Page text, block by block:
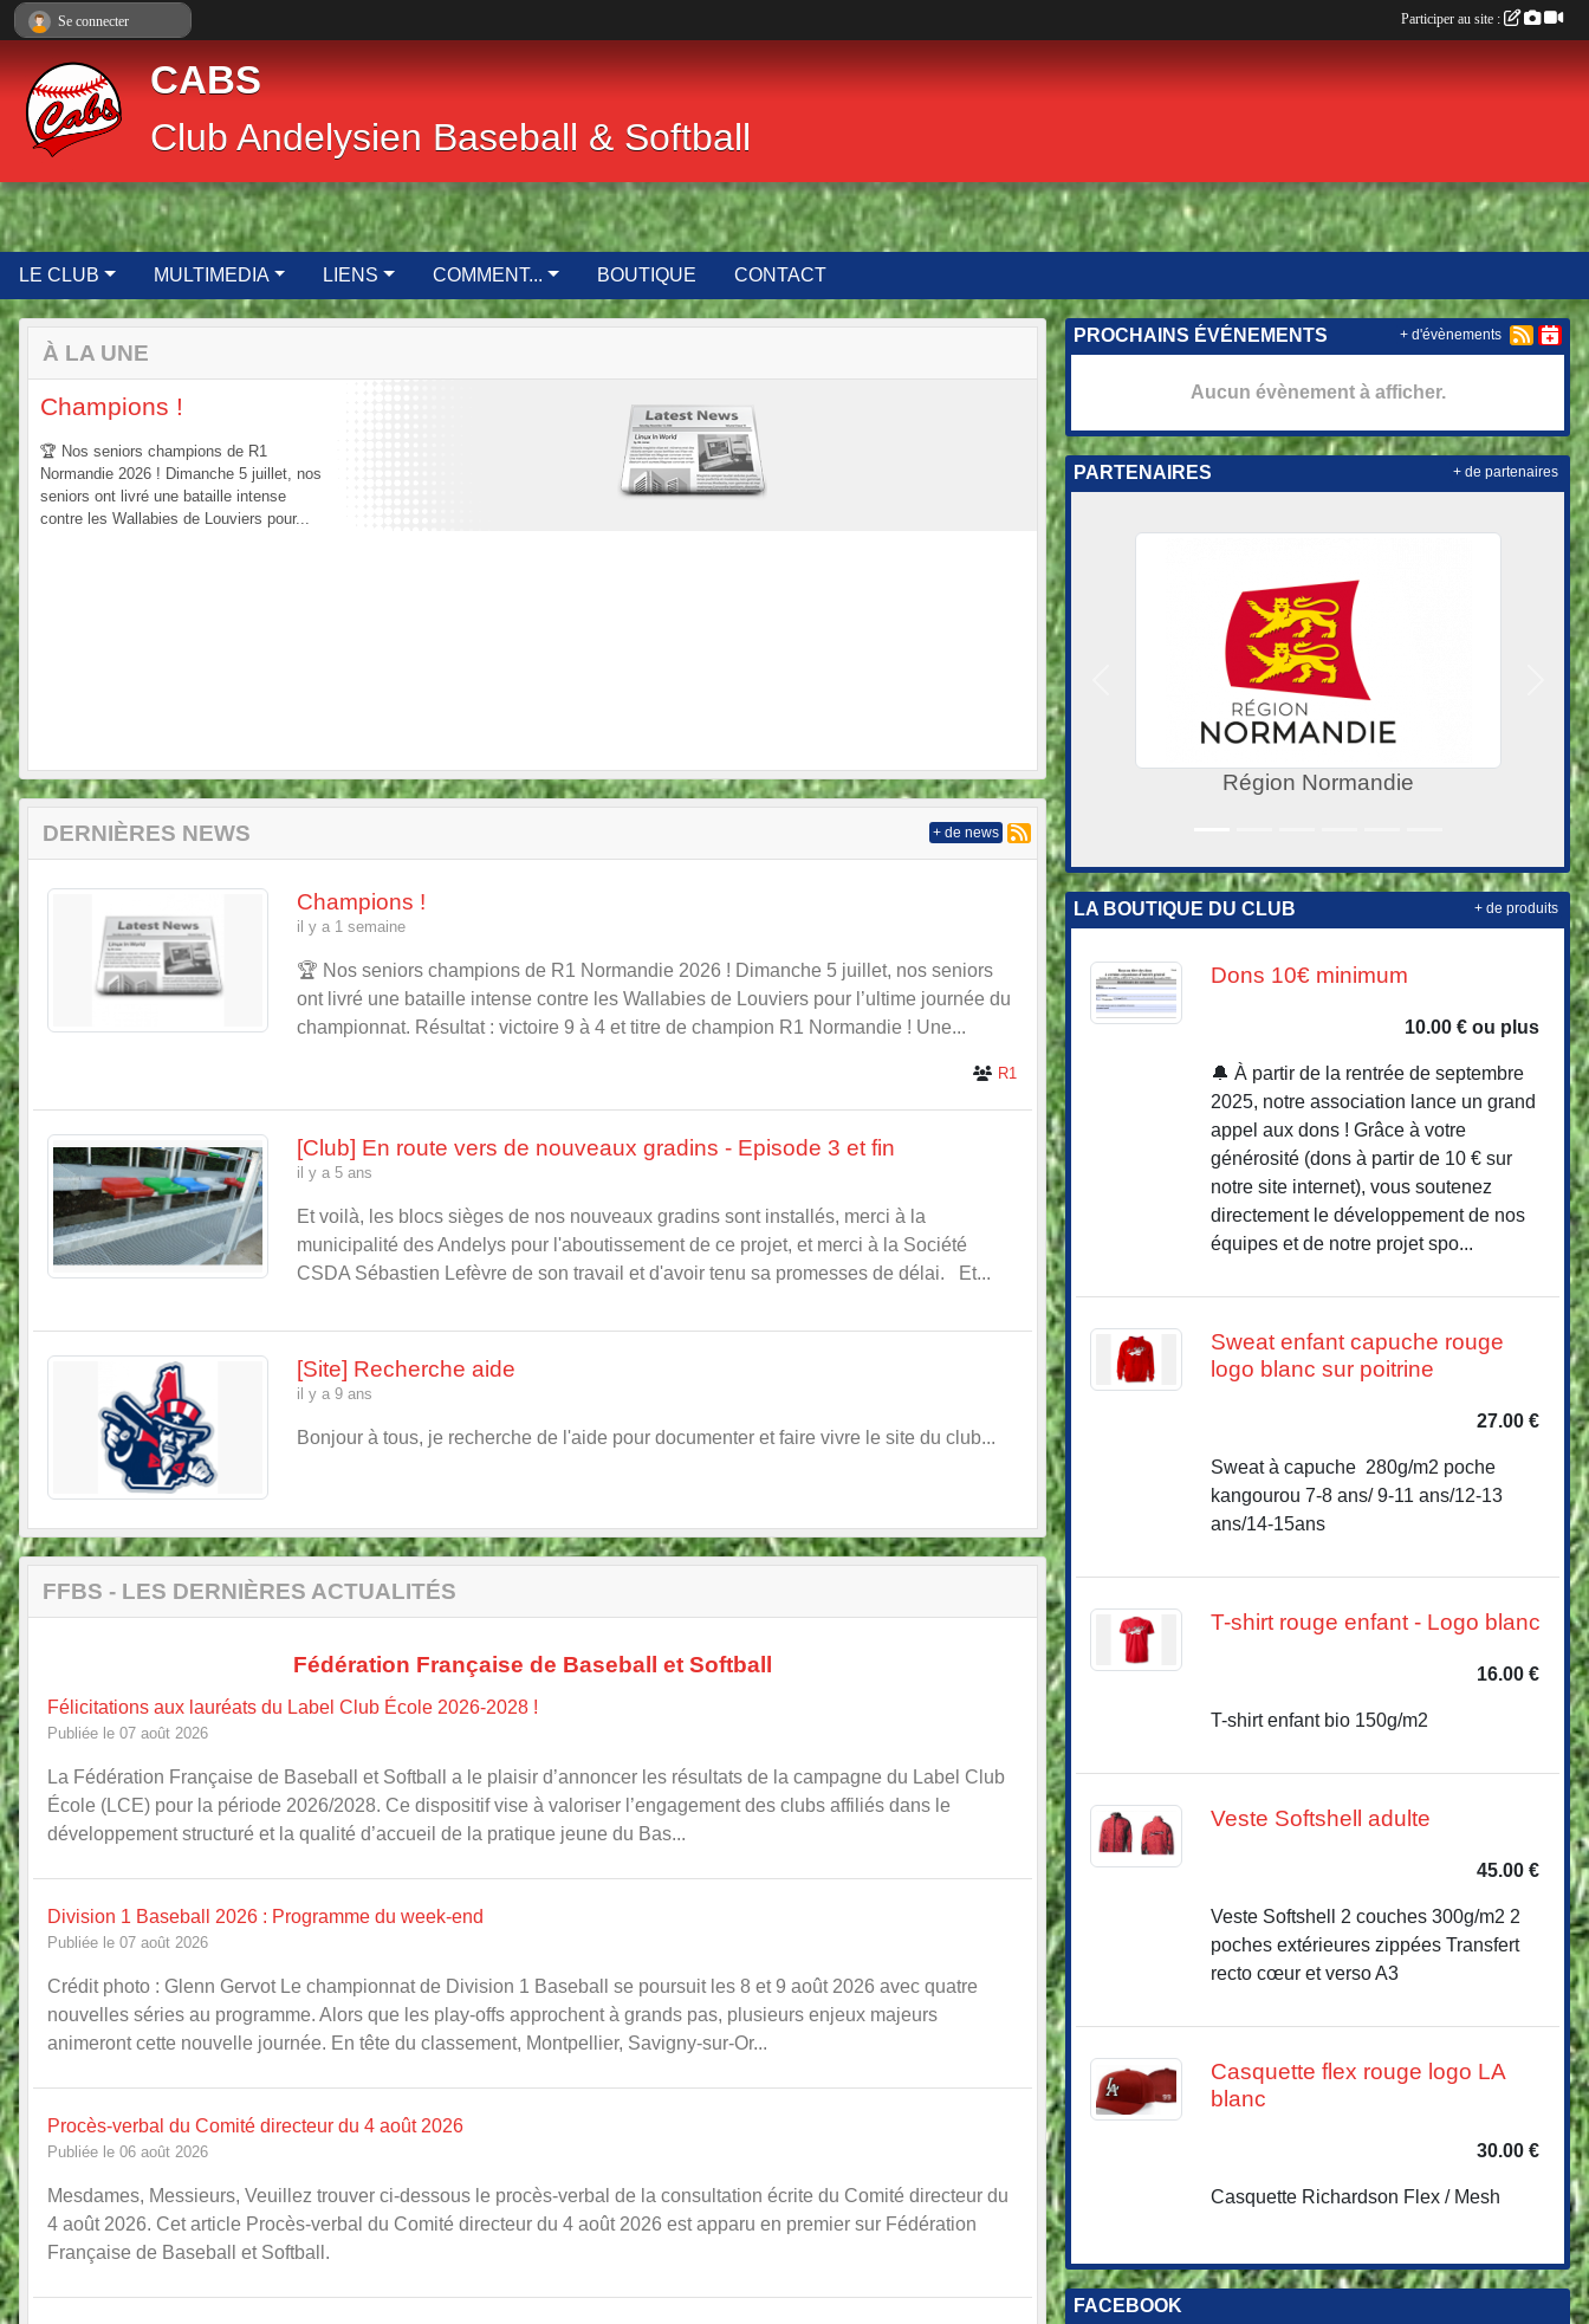
CABS
Club Andelysien Baseball & Softball
LE CLUB MULTIMEDIA LIENS COMMENT... BOUTIQUE CONTACT
À LA UNE
Champions !
🏆 Nos seniors champions de R1
Normandie 2026 ! Dimanche 5 juillet, nos
seniors ont livré une bataille intense
contre les Wallabies de Louviers pour...
DERNIÈRES NEWS
Champions !
il y a 1 semaine
🏆 Nos seniors champions de R1 Normandie 2026 ! Dimanche 5 juillet, nos seniors
ont livré une bataille intense contre les Wallabies de Louviers pour l’ultime journée du
championnat. Résultat : victoire 9 à 4 et titre de champion R1 Normandie ! Une...
R1
[Club] En route vers de nouveaux gradins - Episode 3 et fin
il y a 5 ans
Et voilà, les blocs sièges de nos nouveaux gradins sont installés, merci à la
municipalité des Andelys pour l'aboutissement de ce projet, et merci à la Société
CSDA Sébastien Lefèvre de son travail et d'avoir tenu sa promesses de délai. Et...
[Site] Recherche aide
il y a 9 ans
Bonjour à tous, je recherche de l'aide pour documenter et faire vivre le site du club...
+ de news
FFBS - LES DERNIÈRES ACTUALITÉS
Fédération Française de Baseball et Softball
Félicitations aux lauréats du Label Club École 2026-2028 !
Publiée le 07 août 2026
La Fédération Française de Baseball et Softball a le plaisir d’annoncer les résultats de la campagne du Label Club
École (LCE) pour la période 2026/2028. Ce dispositif vise à valoriser l’engagement des clubs affiliés dans le
développement structuré et la qualité d’accueil de la pratique jeune du Bas...
Division 1 Baseball 2026 : Programme du week-end
Publiée le 07 août 2026
Crédit photo : Glenn Gervot Le championnat de Division 1 Baseball se poursuit les 8 et 9 août 2026 avec quatre
nouvelles séries au programme. Alors que les play-offs approchent à grands pas, plusieurs enjeux majeurs
animeront cette nouvelle journée. En tête du classement, Montpellier, Savigny-sur-Or...
Procès-verbal du Comité directeur du 4 août 2026
Publiée le 06 août 2026
Mesdames, Messieurs, Veuillez trouver ci-dessous le procès-verbal de la consultation écrite du Comité directeur du
4 août 2026. Cet article Procès-verbal du Comité directeur du 4 août 2026 est apparu en premier sur Fédération
Française de Baseball et Softball.
PROCHAINS ÉVÉNEMENTS
Aucun évènement à afficher.
+ d'évènements
PARTENAIRES
Ville des Andelys
+ de partenaires
LA BOUTIQUE DU CLUB
Dons 10€ minimum
10.00 € ou plus
🔔 À partir de la rentrée de septembre
2025, notre association lance un grand
appel aux dons ! Grâce à votre
générosité (dons à partir de 10 € sur
notre site internet), vous soutenez
directement le développement de nos
équipes et de notre projet spo...
Sweat enfant capuche rouge
logo blanc sur poitrine
27.00 €
Sweat à capuche 280g/m2 poche
kangourou 7-8 ans/ 9-11 ans/12-13
ans/14-15ans
T-shirt rouge enfant - Logo blanc
16.00 €
T-shirt enfant bio 150g/m2
Veste Softshell adulte
45.00 €
Veste Softshell 2 couches 300g/m2 2
poches extérieures zippées Transfert
recto cœur et verso A3
Casquette flex rouge logo LA
blanc
30.00 €
Casquette Richardson Flex / Mesh
+ de produits
FACEBOOK
Se connecter Participer au site :
Panneau de gestion des cookies